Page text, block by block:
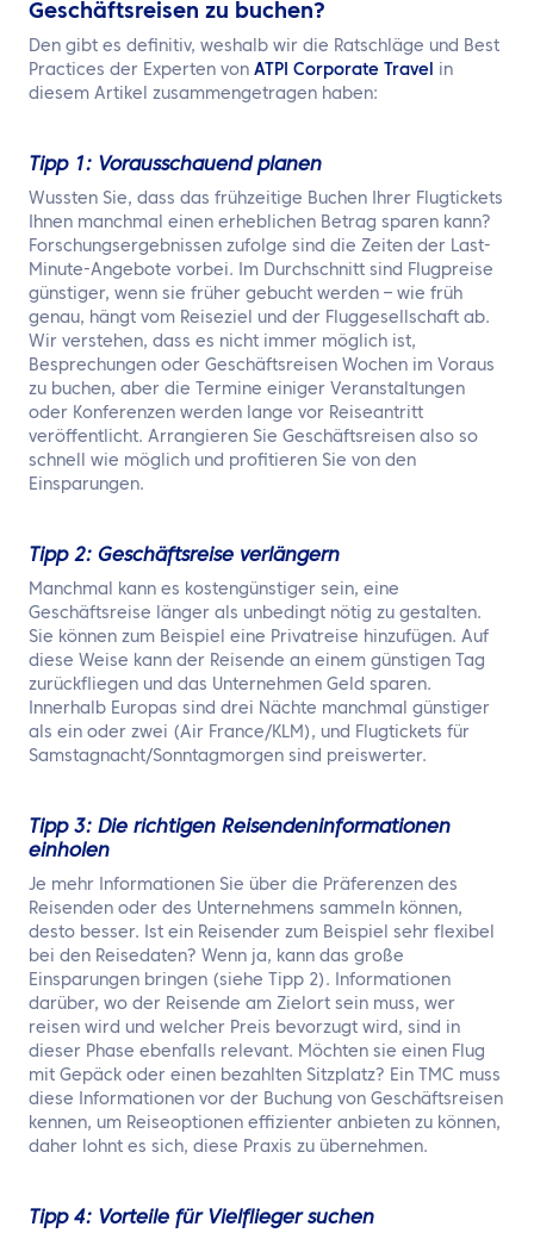
Geschäftsreisen zu buchen?
Den gibt es definitiv, weshalb wir die Ratschläge und Best
Practices der Experten von ATPI Corporate Travel
in
diesem Artikel zusammengetragen haben:
Tipp 1: Vorausschauend planen
Wussten Sie, dass das frühzeitige Buchen Ihrer Flugtickets
Ihnen manchmal einen erheblichen Betrag sparen kann?
Forschungsergebnissen zufolge sind die Zeiten der Last-
Minute-Angebote vorbei. Im Durchschnitt sind Flugpreise
günstiger, wenn sie früher gebucht werden – wie früh
genau, hängt vom Reiseziel und der Fluggesellschaft ab.
Wir verstehen, dass es nicht immer möglich ist,
Besprechungen oder Geschäftsreisen Wochen im Voraus
zu buchen, aber die Termine einiger Veranstaltungen
oder Konferenzen werden lange vor Reiseantritt
veröffentlicht. Arrangieren Sie Geschäftsreisen also so
schnell wie möglich und profitieren Sie von den
Einsparungen.
Tipp 2: Geschäftsreise verlängern
Manchmal kann es kostengünstiger sein, eine
Geschäftsreise länger als unbedingt nötig zu gestalten.
Sie können zum Beispiel eine Privatreise hinzufügen. Auf
diese Weise kann der Reisende an einem günstigen Tag
zurückfliegen und das Unternehmen Geld sparen.
Innerhalb Europas sind drei Nächte manchmal günstiger
als ein oder zwei (Air France/KLM), und Flugtickets für
Samstagnacht/Sonntagmorgen sind preiswerter.
Tipp 3: Die richtigen Reisendeninformationen
einholen
Je mehr Informationen Sie über die Präferenzen des
Reisenden oder des Unternehmens sammeln können,
desto besser. Ist ein Reisender zum Beispiel sehr flexibel
bei den Reisedaten? Wenn ja, kann das große
Einsparungen bringen (siehe Tipp 2). Informationen
darüber, wo der Reisende am Zielort sein muss, wer
reisen wird und welcher Preis bevorzugt wird, sind in
dieser Phase ebenfalls relevant. Möchten sie einen Flug
mit Gepäck oder einen bezahlten Sitzplatz? Ein TMC muss
diese Informationen vor der Buchung von Geschäftsreisen
kennen, um Reiseoptionen effizienter anbieten zu können,
daher lohnt es sich, diese Praxis zu übernehmen.
Tipp 4: Vorteile für Vielflieger suchen